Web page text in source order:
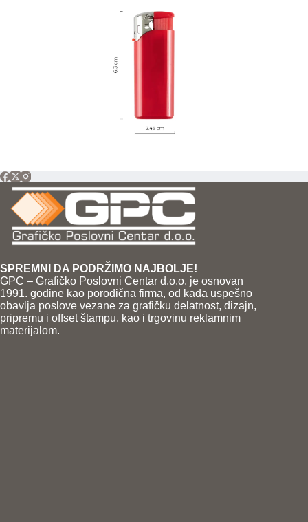
SPREMNI DA PODRŽIMO NAJBOLJE!
GPC – Grafičko Poslovni Centar d.o.o. je osnovan
1991. godine kao porodična firma, od kada uspešno
obavlja poslove vezane za grafičku delatnost, dizajn,
pripremu i offset štampu, kao i trgovinu reklamnim
materijalom.